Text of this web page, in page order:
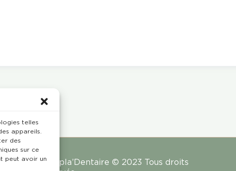
telles
appareils.
des
sur ce
peut avoir unRempla’Dentaire © 2023 Tous droits